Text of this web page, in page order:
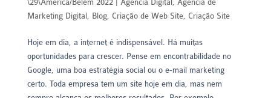
\29\America/Belem 2022| Agência Digital , Agência de
Marketing Digital , Blog, Criação de Web Site, Criação Site
Hoje em dia, a internet é indispensável. Há muitas
oportunidades para crescer. Pense em encontrabilidade no
Google, uma boa estratégia social ou o e-mail marketing
certo. Toda empresa tem um site hoje em dia, mas nem